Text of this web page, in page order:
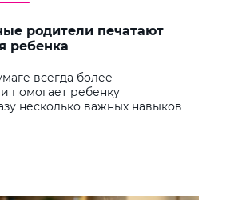
родители печатают
ребенка
всегда более
помогает ребенку
несколько важных навыков